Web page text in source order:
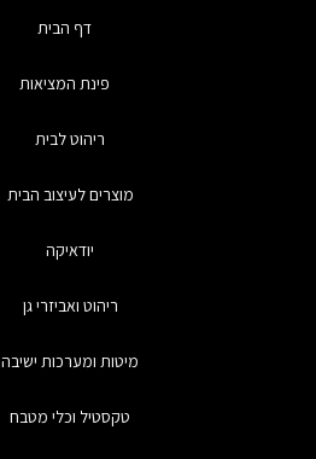
דף הבית
פינת המציאות
ריהוט לבית
מוצרים לעיצוב הבית
יודאיקה
ריהוט ואביזרי גן
מיטות ומערכות ישיבה
טקסטיל וכלי מטבח